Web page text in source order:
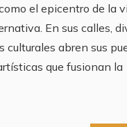
el epicentro de la
En sus calles,
culturales abren sus
que fusionan la